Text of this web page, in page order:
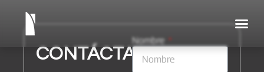
CONTÁCTANOS
Nombre